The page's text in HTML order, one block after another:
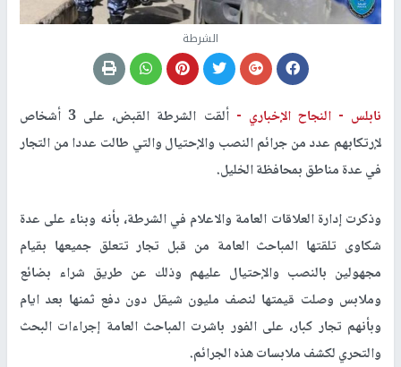
الشرطة
نابلس -النجاح الإخباري -
ألقت الشرطة القبض، على 3 أشخاص
لإرتكابهم عدد من جرائم النصب والإحتيال والتي طالت عددا من التجار
في عدة مناطق بمحافظة الخليل.
وذكرت إدارة العلاقات العامة والاعلام في الشرطة، بأنه وبناء على عدة
شكاوى تلقتها المباحث العامة من قبل تجار تتعلق جميعها بقيام
مجهولين بالنصب والإحتيال عليهم وذلك عن طريق شراء بضائع
وملابس وصلت قيمتها لنصف مليون شيقل دون دفع ثمنها بعد ايام
وبأنهم تجار كبار، على الفور باشرت المباحث العامة إجراءات البحث
والتحري لكشف ملابسات هذه الجرائم.